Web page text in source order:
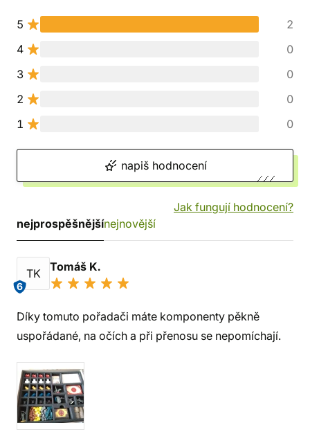
5
2
4
0
3
0
2
0
1
0
napiš hodnocení
Jak fungují hodnocení?
nejprospěšnějšínejnovější
TK
6
Tomáš K.
Díky tomuto pořadači máte komponenty pěkně
uspořádané, na očích a při přenosu se nepomíchají.